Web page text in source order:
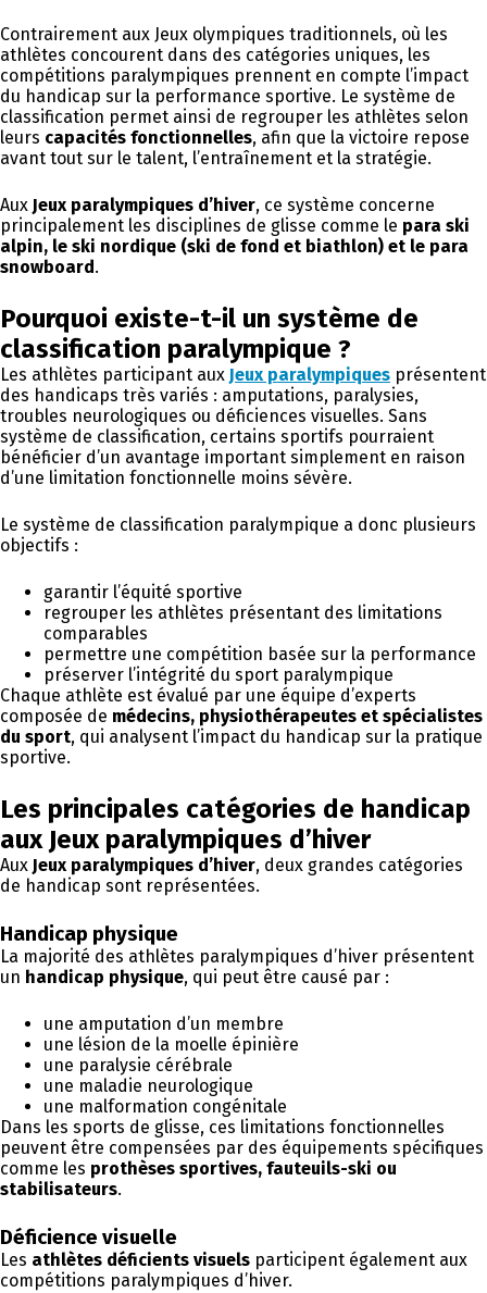
Contrairement aux Jeux olympiques traditionnels, où les
athlètes concourent dans des catégories uniques, les
compétitions paralympiques prennent en compte l’impact
du handicap sur la performance sportive. Le système de
classification permet ainsi de regrouper les athlètes selon
leurs capacités fonctionnelles, afin que la victoire repose
avant tout sur le talent, l’entraînement et la stratégie.
Aux Jeux paralympiques d’hiver, ce système concerne
principalement les disciplines de glisse comme le para ski
alpin, le ski nordique (ski de fond et biathlon) et le para
snowboard .
Pourquoi existe-t-il un système de
classification paralympique ?
Les athlètes participant aux Jeux paralympiques présentent
des handicaps très variés : amputations, paralysies,
troubles neurologiques ou déficiences visuelles. Sans
système de classification, certains sportifs pourraient
bénéficier d’un avantage important simplement en raison
d’une limitation fonctionnelle moins sévère.
Le système de classification paralympique a donc plusieurs
objectifs :
garantir l’équité sportive
regrouper les athlètes présentant des limitations
comparables
permettre une compétition basée sur la performance
préserver l’intégrité du sport paralympique
Chaque athlète est évalué par une équipe d’experts
composée de médecins, physiothérapeutes et spécialistes
du sport, qui analysent l’impact du handicap sur la pratique
sportive.
Les principales catégories de handicap
aux Jeux paralympiques d’hiver
Aux Jeux paralympiques d’hiver, deux grandes catégories
de handicap sont représentées.
Handicap physique
La majorité des athlètes paralympiques d’hiver présentent
un handicap physique, qui peut être causé par :
une amputation d’un membre
une lésion de la moelle épinière
une paralysie cérébrale
une maladie neurologique
une malformation congénitale
Dans les sports de glisse, ces limitations fonctionnelles
peuvent être compensées par des équipements spécifiques
comme les prothèses sportives, fauteuils-ski ou
stabilisateurs.
Déficience visuelle
Les athlètes déficients visuels participent également aux
compétitions paralympiques d’hiver.